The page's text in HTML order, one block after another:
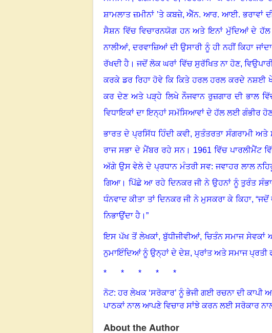
ਸ਼ਾਮਲਾਤ ਜ਼ਮੀਨਾਂ ’ਤੇ ਕਬਜ਼ੇ,ਐੱਨ. ਆਰ. ਆਈ. ਭਰਾਵਾਂ
ਸੈਸ਼ਨ ਵਿੱਚ ਵਿਚਾਰਨਯੋਗ ਹਨ ਅਤੇ ਇਨਾਂ ਮੁੱਦਿਆਂ ਦੇ
ਨਾਲੀਆਂ,ਦਰਵਾਜ਼ਿਆਂ ਦੀ ਉਸਾਰੀ ਨੂੰ ਹੀ ਨਹੀਂ ਕਿਹਾ ਜਾਂਦਾ
ਰੱਖਦੀ ਹੈ ।ਜਦੋਂ ਲੋਕ ਘਰਾਂ ਵਿੱਚ ਸੁਰੱਖਿਤ ਨਾ ਹੋਣ,
ਕਰਕੇ ਡਰ ਰਿਹਾ ਹੋਵੇ ਕਿ ਕਿਤੇ ਹਰਲ ਹਰਲ ਕਰਦੇ ਨਸ਼ਈ
ਕਰ ਦੇਣ ਅਤੇ ਪੜ੍ਹੇ ਲਿਖੇ ਨੌਜਵਾਨ ਰੁਜ਼ਗਾਰ ਦੀ ਭਾਲ
ਵਿਧਾਇਕਾਂ ਦਾ ਇਨ੍ਹਾਂ ਸਮੱਸਿਆਵਾਂ ਦੇ ਹੱਲ ਲਈ ਗੰਭੀਰ
ਭਾਰਤ ਦੇ ਪ੍ਰਸਿੱਧ ਹਿੰਦੀ ਕਵੀ, ਸੁਤੰਤਰਤਾ ਸੰਗਰਾਮੀ ਅਤੇ
ਰਾਜ ਸਭਾ ਦੇ ਮੈਂਬਰ ਰਹੇ ਸਨ। 1961 ਵਿੱਚ ਪਾਰਲੀਮੈਂਟ
ਅੱਗੇ ਉਸ ਵੇਲੇ ਦੇ ਪ੍ਰਧਾਨ ਮੰਤਰੀ ਸਵ: ਜਵਾਹਰ ਲਾਲ
ਗਿਆ। ਪਿੱਛੇ ਆ ਰਹੇ ਦਿਨਕਰ ਜੀ ਨੇ ਉਹਨਾਂ ਨੂੰ ਤੁਰੰਤ
ਧੰਨਵਾਦ ਕੀਤਾ ਤਾਂ ਦਿਨਕਰ ਜੀ ਨੇ ਮੁਸਕਰਾ ਕੇ ਕਿਹਾ, “ਜਦੋਂ
ਨਿਭਾਉਂਦਾ ਹੈ ।”
ਇਸ ਪੱਖ ਤੋਂ ਲੇਖਕਾਂ,ਬੁੱਧੀਜੀਵੀਆਂ, ਚਿਤੰਨ ਸਮਾਜ ਸੇਵਕਾਂ
ਨੁਮਾਇੰਦਿਆਂ ਨੂੰ ਉਨ੍ਹਾਂ ਦੇ ਦੇਸ਼,ਪ੍ਰਾਂਤ ਅਤੇ ਸਮਾਜ
* * * * *
ਨੋਟ: ਹਰ ਲੇਖਕ ‘ਸਰੋਕਾਰ’ ਨੂੰ ਭੇਜੀ ਗਈ ਰਚਨਾ ਦੀ ਕਾਪੀ
ਪਾਠਕਾਂ ਨਾਲ ਆਪਣੇ ਵਿਚਾਰ ਸਾਂਝੇ ਕਰਨ ਲਈ ਸਰੋਕਾਰ
About the Author